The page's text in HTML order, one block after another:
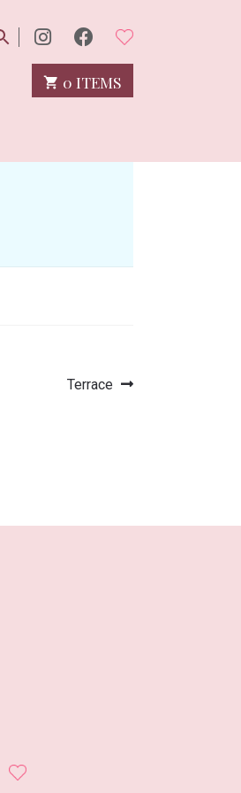
0 ITEMS
Article
Terrace